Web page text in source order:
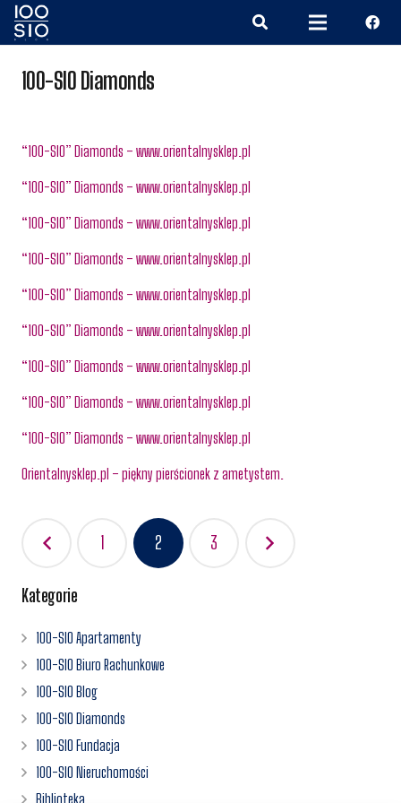
100-SIO Diamonds
“100-SIO” Diamonds – www.orientalnysklep.pl
“100-SIO” Diamonds – www.orientalnysklep.pl
“100-SIO” Diamonds – www.orientalnysklep.pl
“100-SIO” Diamonds – www.orientalnysklep.pl
“100-SIO” Diamonds – www.orientalnysklep.pl
“100-SIO” Diamonds – www.orientalnysklep.pl
“100-SIO” Diamonds – www.orientalnysklep.pl
“100-SIO” Diamonds – www.orientalnysklep.pl
“100-SIO” Diamonds – www.orientalnysklep.pl
Orientalnysklep.pl – piękny pierścionek z ametystem.
Nawigacja
wpisach
1 2 3
Kategorie
100-SIO Apartamenty
100-SIO Biuro Rachunkowe
100-SIO Blog
100-SIO Diamonds
100-SIO Fundacja
100-SIO Nieruchomości
Biblioteka